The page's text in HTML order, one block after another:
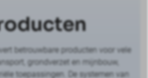
betrouwbare producten voor vele
grondverzet en mijnbouw,
toepassingen. De systemen van